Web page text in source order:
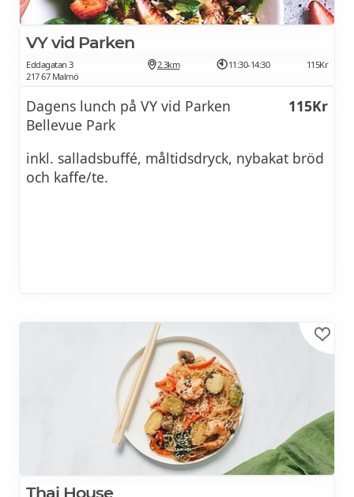
VY vid Parken
Eddagatan 3
217 67 Malmö
2.3km 11:30-14:30 115Kr
Dagens lunch på VY vid Parken
Bellevue Park
115Kr
inkl. salladsbuffé, måltidsdryck, nybakat bröd
och kaffe/te.
Thai House